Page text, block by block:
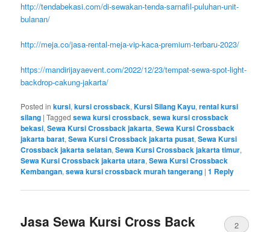
http://tendabekasi.com/di-sewakan-tenda-sarnafil-puluhan-unit-
bulanan/
http://meja.co/jasa-rental-meja-vip-kaca-premium-terbaru-2023/
https://mandirijayaevent.com/2022/12/23/tempat-sewa-spot-light-
backdrop-cakung-jakarta/
Posted in kursi,kursi crossback,Kursi Silang Kayu,rental kursi
silang |Tagged sewa kursi crossback,sewa kursi crossback
bekasi,Sewa Kursi Crossback jakarta,Sewa Kursi Crossback
jakarta barat,Sewa Kursi Crossback jakarta pusat,Sewa Kursi
Crossback jakarta selatan,Sewa Kursi Crossback jakarta timur,
Sewa Kursi Crossback jakarta utara,Sewa Kursi Crossback
Kembangan,sewa kursi crossback murah tangerang |1 Reply
Jasa Sewa Kursi Cross Back
2